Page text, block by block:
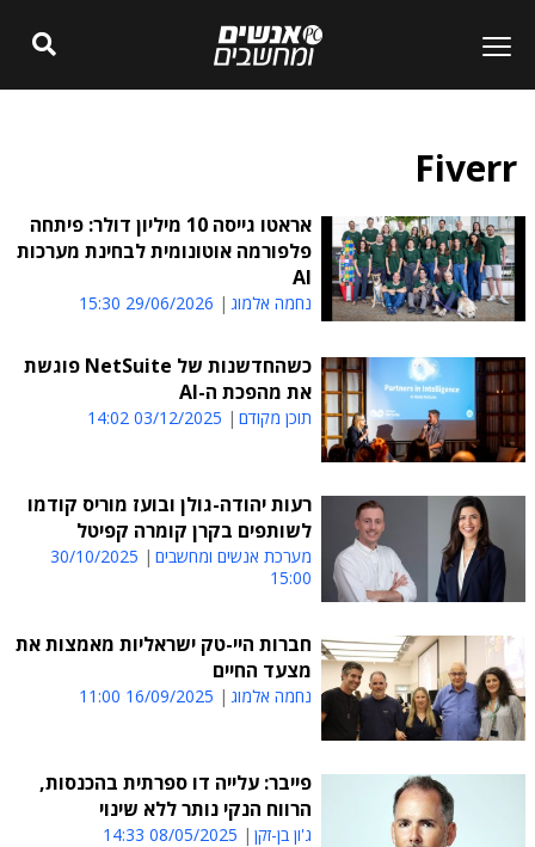
Fiverr
אראטו גייסה 10 מיליון דולר: פיתחה
פלפורמה אוטונומית לבחינת מערכות
AI
נחמה אלמוג 29/06/2026 15:30
כשהחדשנות של NetSuite פוגשת
את מהפכת ה-AI
תוכן מקודם 03/12/2025 14:02
רעות יהודה-גולן ובועז מוריס קודמו
לשותפים בקרן קומרה קפיטל
מערכת אנשים ומחשבים
30/10/2025
15:00
חברות היי-טק ישראליות מאמצות את
מצעד החיים
נחמה אלמוג 16/09/2025 11:00
פייבר: עלייה דו ספרתית בהכנסות,
הרווח הנקי נותר ללא שינוי
ג'ון בן-זקן 08/05/2025 14:33